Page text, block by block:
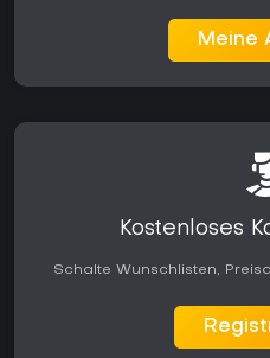
Meine
Kostenloses
Schalte Wunschlisten,